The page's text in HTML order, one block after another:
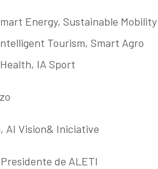
Energy, Sustainable Mobility
Tourism, Smart Agro
IA Sport
AI Vision& Iniciative
de ALETI